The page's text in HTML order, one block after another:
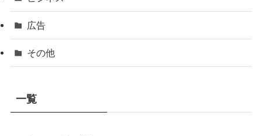
広告
その他
一覧